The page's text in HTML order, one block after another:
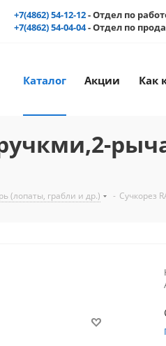
+7(4862) 54-12-12- Отдел по
+7(4862) 54-04-04- Отдел по
Каталог Акции Как
ручкми,2-
(лопаты, грабли и др.) - Сучкорез